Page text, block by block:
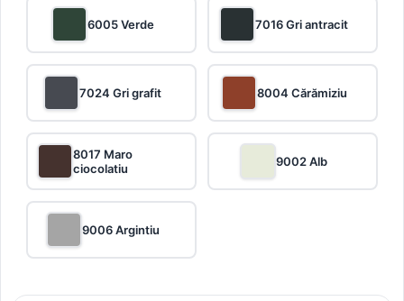
6005 Verde 7016 Gri antracit
7024 Gri grafit 8004 Cărămiziu
8017 Maro
ciocolatiu
9002 Alb
9006 Argintiu